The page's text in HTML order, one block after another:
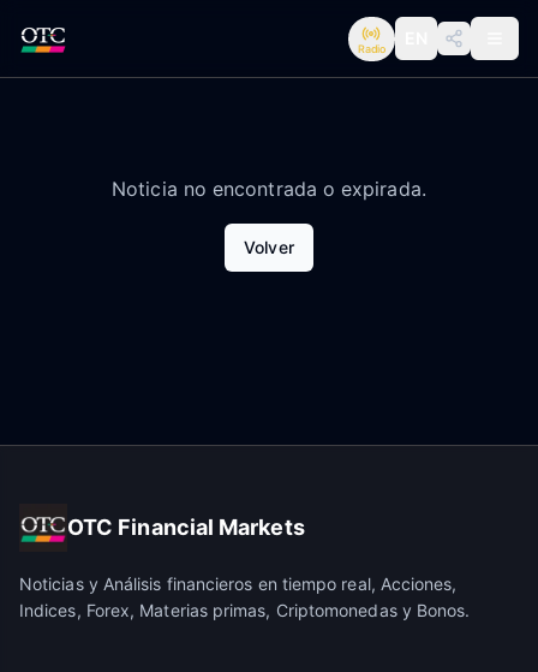
Radio
Noticia no encontrada o expirada.
Volver
OTC Financial Markets
Noticias y Análisis financieros en tiempo real, Acciones,
Indices, Forex, Materias primas, Criptomonedas y Bonos.